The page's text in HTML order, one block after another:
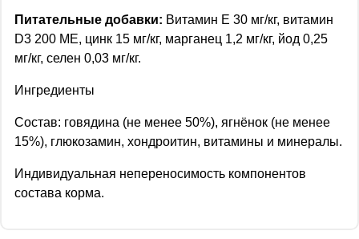
Питательные добавки: Витамин Е 30 мг/кг, витамин
D3 200 МЕ, цинк 15 мг/кг, марганец 1,2 мг/кг, йод 0,25
мг/кг, селен 0,03 мг/кг.
Ингредиенты
Состав: говядина (не менее 50%), ягнёнок (не менее
15%), глюкозамин, хондроитин, витамины и минералы.
Индивидуальная непереносимость компонентов
состава корма.